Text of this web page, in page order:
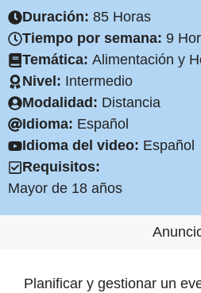
Duración: 85 Horas
Tiempo por semana: 9
Temática: Alimentación y
Nivel: Intermedio
Modalidad: Distancia
Idioma: Español
Idioma del video: Español
Requisitos:
Mayor de 18 años
Planificar y gestionar un